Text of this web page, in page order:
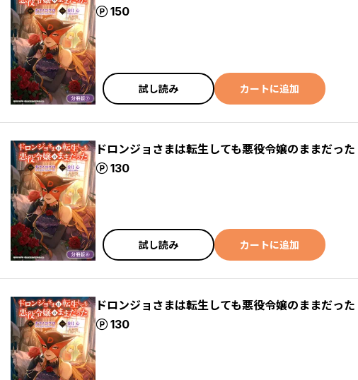
150
ポイント
試し読み カートに追加
ドロンジョさまは転生しても悪役令嬢のままだっ
130
ポイント
試し読み カートに追加
ドロンジョさまは転生しても悪役令嬢のままだっ
130
ポイント